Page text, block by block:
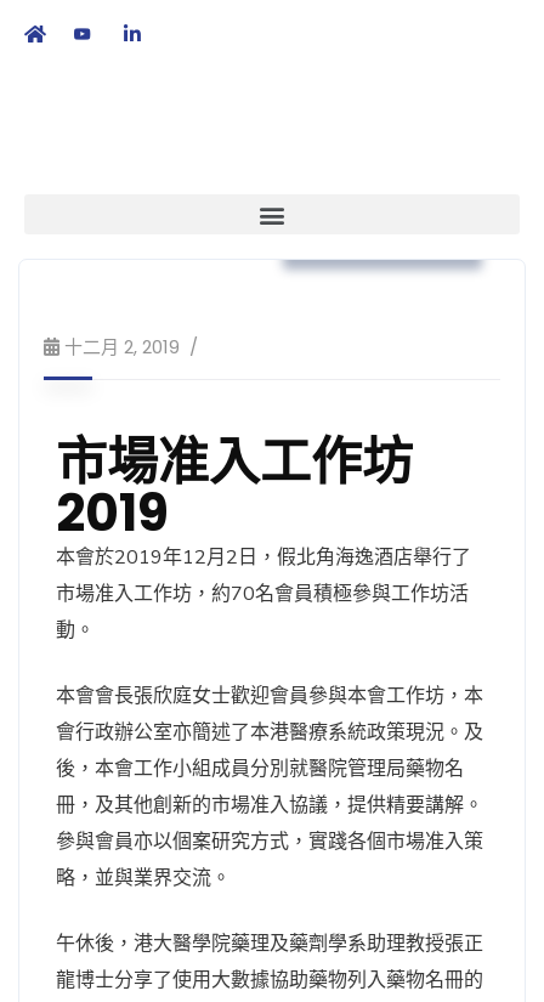
十二月 2, 2019
市場准入工作坊
2019
本會於2019年12月2日，假北角海逸酒店舉行了
市場准入工作坊，約70名會員積極參與工作坊活
動。
本會會長張欣庭女士歡迎會員參與本會工作坊，本
會行政辦公室亦簡述了本港醫療系統政策現況。及
後，本會工作小組成員分別就醫院管理局藥物名
冊，及其他創新的市場准入協議，提供精要講解。
參與會員亦以個案研究方式，實踐各個市場准入策
略，並與業界交流。
午休後，港大醫學院藥理及藥劑學系助理教授張正
龍博士分享了使用大數據協助藥物列入藥物名冊的